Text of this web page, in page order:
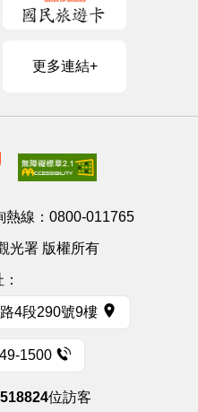
更多連結+
線： 0800-011765
光署 版權所有
4段290號9樓
1500
位訪客